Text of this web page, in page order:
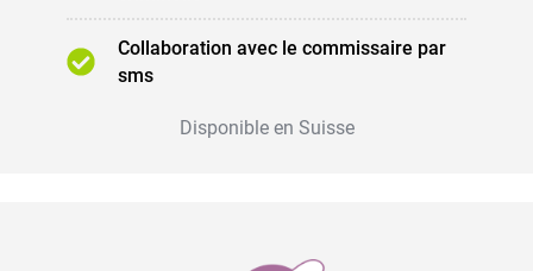
Collaboration avec le commissaire par
sms
Disponible en Suisse